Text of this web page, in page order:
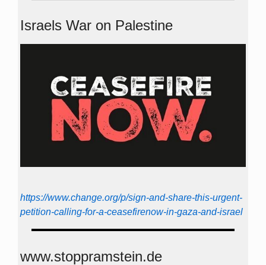
Israels War on Palestine
https://www.change.org/p/sign-and-share-this-urgent-
petition-calling-for-a-ceasefirenow-in-gaza-and-israel
www.stoppramstein.de